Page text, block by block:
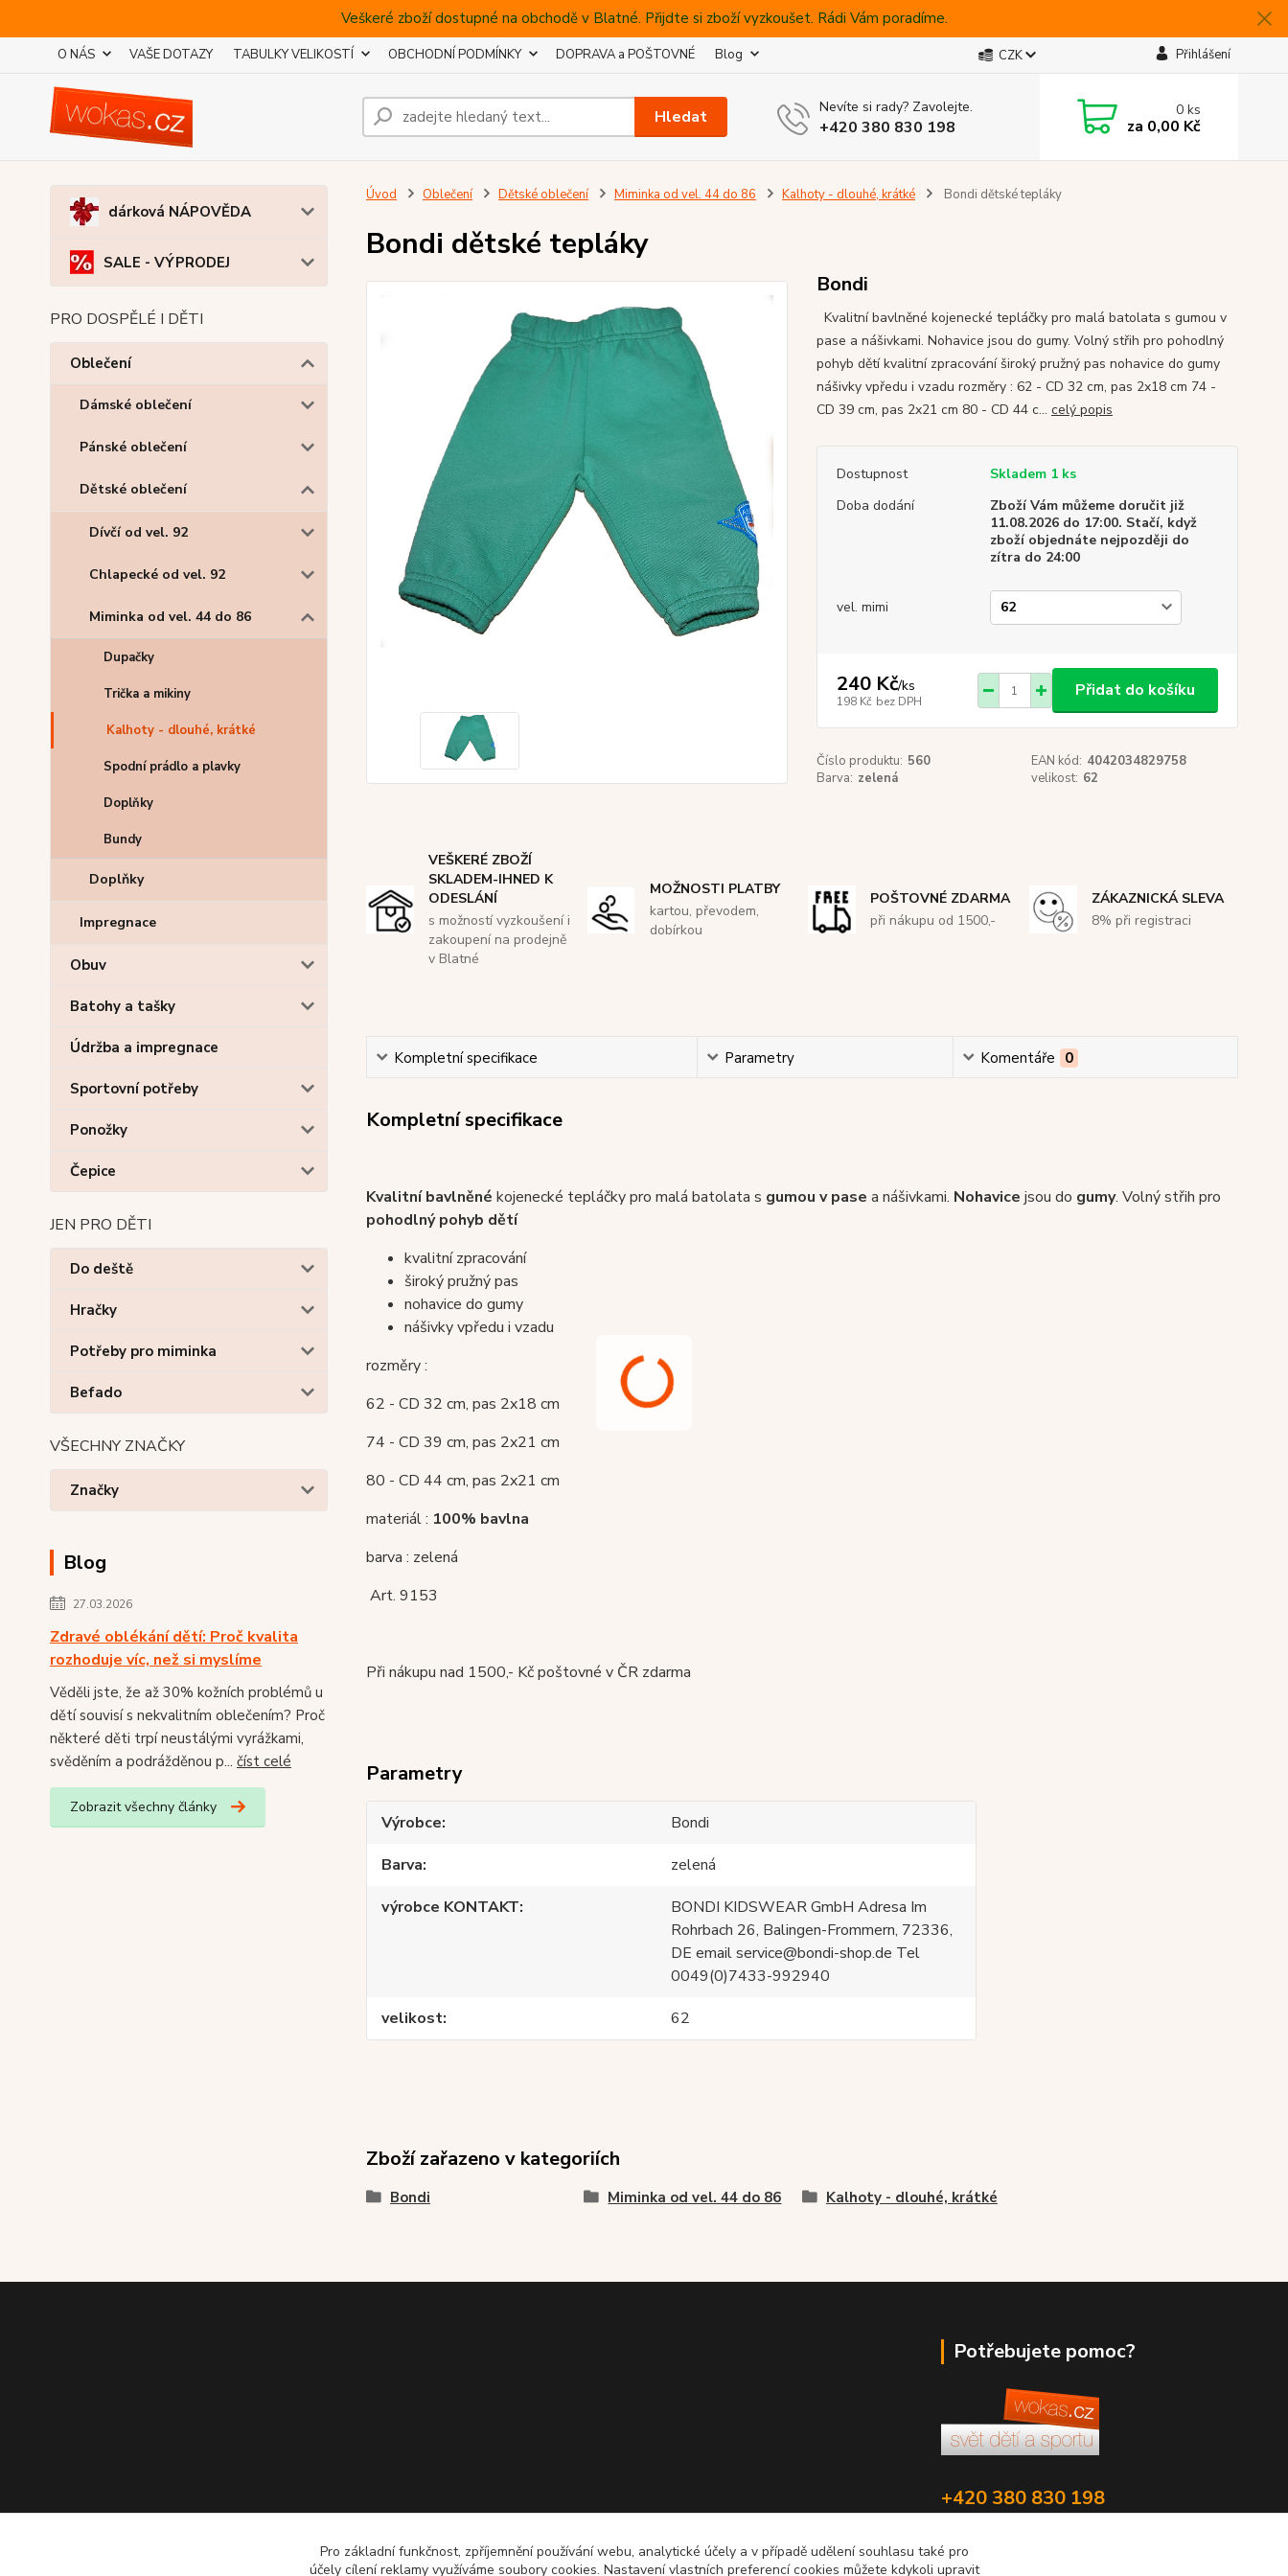
Veškeré zboží dostupné na obchodě v Blatné. Přijdte si zboží vyzkoušet. Rádi Vám poradíme.
O NÁS VAŠE DOTAZY TABULKY VELIKOSTÍ OBCHODNÍ PODMÍNKY DOPRAVA a POŠTOVNÉ Blog CZK Přihlášení
Hledat Nevíte si rady? Zavolejte.
+420 380 830 198
0ks
za 0,00 Kč
dárková NÁPOVĚDA
SALE - VÝPRODEJ
PRO DOSPĚLÉ I DĚTI
Oblečení
Dámské oblečení
Pánské oblečení
Dětské oblečení
Dívčí od vel. 92
Chlapecké od vel. 92
Miminka od vel. 44 do 86
Dupačky
Trička a mikiny
Kalhoty - dlouhé, krátké
Spodní prádlo a plavky
Doplňky
Bundy
Doplňky
Impregnace
Obuv
Batohy a tašky
Údržba a impregnace
Sportovní potřeby
Ponožky
Čepice
JEN PRO DĚTI
Do deště
Hračky
Potřeby pro miminka
Befado
VŠECHNY ZNAČKY
Značky
Blog
27.03.2026
Zdravé oblékání dětí: Proč kvalita
rozhoduje víc, než si myslíme
Věděli jste, že až 30% kožních problémů u
dětí souvisí s nekvalitním oblečením? Proč
některé děti trpí neustálými vyrážkami,
svěděním a podrážděnou p... číst celé
Zobrazit všechny články
Úvod Oblečení Dětské oblečení Miminka od vel. 44 do 86 Kalhoty - dlouhé, krátké Bondi dětské tepláky
Bondi dětské tepláky
Bondi
Kvalitní bavlněné kojenecké tepláčky pro malá batolata s gumou v
pase a nášivkami. Nohavice jsou do gumy. Volný střih pro pohodlný
pohyb dětí kvalitní zpracování široký pružný pas nohavice do gumy
nášivky vpředu i vzadu rozměry : 62 - CD 32 cm, pas 2x18 cm 74 -
CD 39 cm, pas 2x21 cm 80 - CD 44 c... celý popis
Dostupnost
Skladem 1 ks
Doba dodání
Zboží Vám můžeme doručit již
11.08.2026 do 17:00. Stačí, když
zboží objednáte nejpozději do
zítra do 24:00
vel. mimi
240 Kč/ks
198 Kč bez DPH
Přidat do košíku
Číslo produktu: 560 EAN kód: 4042034829758
Barva: zelená velikost: 62
VEŠKERÉ ZBOŽÍ
SKLADEM-IHNED K
ODESLÁNÍ
s možností vyzkoušení i
zakoupení na prodejně
v Blatné
MOŽNOSTI PLATBY
kartou, převodem,
dobírkou
POŠTOVNÉ ZDARMA
při nákupu od 1500,-
ZÁKAZNICKÁ SLEVA
8% při registraci
Kompletní specifikace Parametry Komentáře 0
Kompletní specifikace
Kvalitní bavlněné kojenecké tepláčky pro malá batolata s gumou v pase a nášivkami. Nohavice jsou do gumy. Volný střih pro
pohodlný pohyb dětí
kvalitní zpracování
široký pružný pas
nohavice do gumy
nášivky vpředu i vzadu
rozměry :
62 - CD 32 cm, pas 2x18 cm
74 - CD 39 cm, pas 2x21 cm
80 - CD 44 cm, pas 2x21 cm
materiál : 100% bavlna
barva : zelená
Art. 9153
Při nákupu nad 1500,- Kč poštovné v ČR zdarma
Parametry
Výrobce
Bondi
Barva
zelená
výrobce KONTAKT
BONDI KIDSWEAR GmbH Adresa Im
Rohrbach 26, Balingen-Frommern, 72336,
DE email service@bondi-shop.de Tel
0049(0)7433-992940
velikost
62
Zboží zařazeno v kategoriích
Bondi Miminka od vel. 44 do 86 Kalhoty - dlouhé, krátké
Potřebujete pomoc?
+420 380 830 198
Pro základní funkčnost, zpříjemnění používání webu, analytické účely a v případě udělení souhlasu také pro
účely cílení reklamy využíváme soubory cookies. Nastavení vlastních preferencí cookies můžete kdykoli upravit